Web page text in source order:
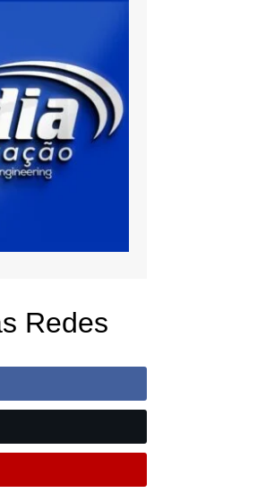
Redes